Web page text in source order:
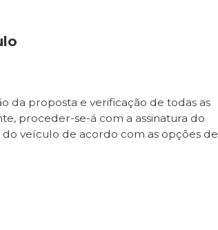
da proposta e verificação de todas as
proceder-se-á com a assinatura do
veículo de acordo com as opções de